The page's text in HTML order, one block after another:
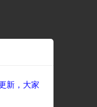
新，大家